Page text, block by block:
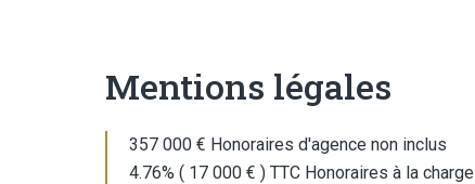
Mentions légales
357 000 € Honoraires d'agence non inclus
4.76% ( 17 000 € ) TTC Honoraires à la charge